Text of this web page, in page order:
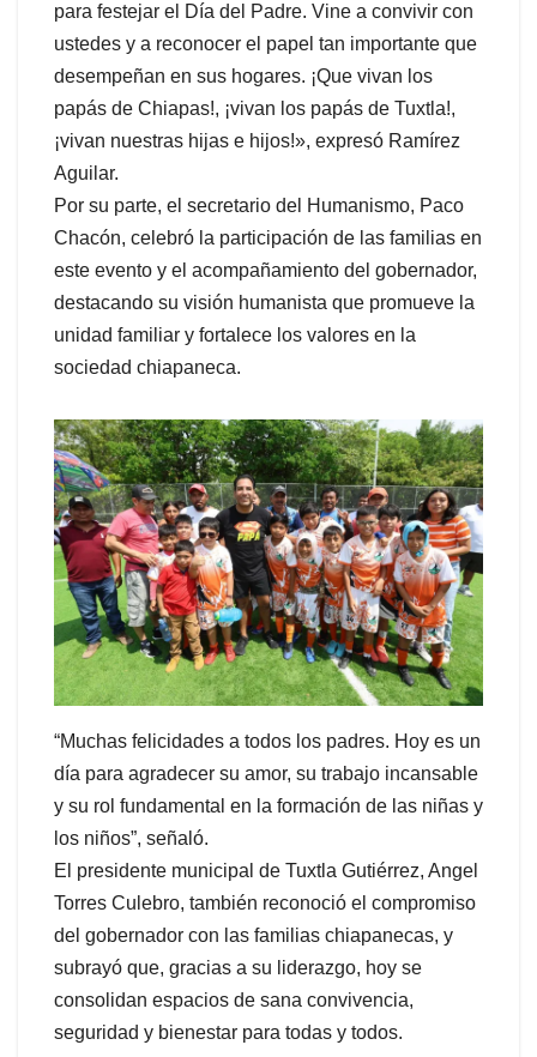
para festejar el Día del Padre. Vine a convivir con
ustedes y a reconocer el papel tan importante que
desempeñan en sus hogares. ¡Que vivan los
papás de Chiapas!, ¡vivan los papás de Tuxtla!,
¡vivan nuestras hijas e hijos!», expresó Ramírez
Aguilar.
Por su parte, el secretario del Humanismo, Paco
Chacón, celebró la participación de las familias en
este evento y el acompañamiento del gobernador,
destacando su visión humanista que promueve la
unidad familiar y fortalece los valores en la
sociedad chiapaneca.
“Muchas felicidades a todos los padres. Hoy es un
día para agradecer su amor, su trabajo incansable
y su rol fundamental en la formación de las niñas y
los niños”, señaló.
El presidente municipal de Tuxtla Gutiérrez, Angel
Torres Culebro, también reconoció el compromiso
del gobernador con las familias chiapanecas, y
subrayó que, gracias a su liderazgo, hoy se
consolidan espacios de sana convivencia,
seguridad y bienestar para todas y todos.